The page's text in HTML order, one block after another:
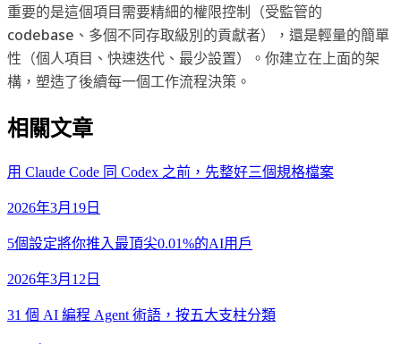
重要的是這個項目需要精細的權限控制（受監管的
codebase、多個不同存取級別的貢獻者），還是輕量的簡單
性（個人項目、快速迭代、最少設置）。你建立在上面的架
構，塑造了後續每一個工作流程決策。
相關文章
用 Claude Code 同 Codex 之前，先整好三個規格檔案
2026年3月19日
5個設定將你推入最頂尖0.01%的AI用戶
2026年3月12日
31 個 AI 編程 Agent 術語，按五大支柱分類